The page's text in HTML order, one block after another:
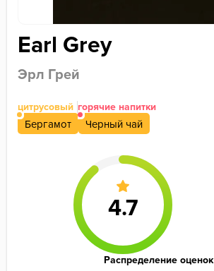
Earl Grey
Эрл Грей
цитрусовый горячие напитки
Бергамот Черный чай
Распределение оценок